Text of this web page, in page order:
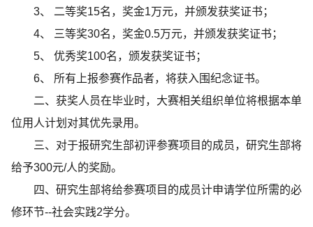
3、 二等奖15名，奖金1万元，并颁发获奖证书；
4、 三等奖30名，奖金0.5万元，并颁发获奖证书；
5、 优秀奖100名，颁发获奖证书；
6、 所有上报参赛作品者，将获入围纪念证书。
二、获奖人员在毕业时，大赛相关组织单位将根据本单
位用人计划对其优先录用。
三、对于报研究生部初评参赛项目的成员，研究生部将
给予300元/人的奖励。
四、研究生部将给参赛项目的成员计申请学位所需的必
修环节--社会实践2学分。